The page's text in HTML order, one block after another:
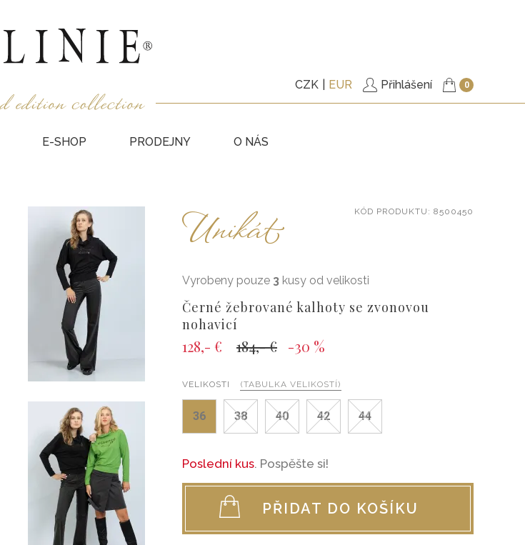
CZK EUR Přihlášení 0
E-SHOP
NEPODŠITÉ
KABÁTKY
VESTY
KABÁTY, BUNDY
DOPLŇKY
DÁRKOVÉ POUKAZY
PRODEJNY O NÁS
KÓD PRODUKTU : 8500450
Unikát
Vyrobeny pouze 3 kusy od velikosti
Černé žebrované kalhoty se zvonovou
nohavicí
128,- € 184,- € -30 %
VELIKOSTI (TABULKA VELIKOSTÍ)
36 38 40 42 44
Poslední kus. Pospěšte si!
PŘIDAT DO KOŠÍKU